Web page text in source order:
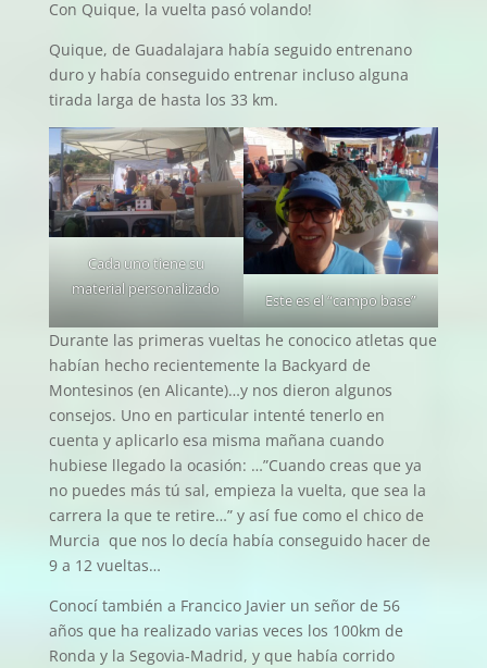
Con Quique, la vuelta pasó volando!
Quique, de Guadalajara había seguido entrenano
duro y había conseguido entrenar incluso alguna
tirada larga de hasta los 33 km.
Cada uno tiene su
material personalizado
Este es el “campo base”
Durante las primeras vueltas he conocico atletas que
habían hecho recientemente la Backyard de
Montesinos (en Alicante)…y nos dieron algunos
consejos. Uno en particular intenté tenerlo en
cuenta y aplicarlo esa misma mañana cuando
hubiese llegado la ocasión: …”Cuando creas que ya
no puedes más tú sal, empieza la vuelta, que sea la
carrera la que te retire…” y así fue como el chico de
Murcia que nos lo decía había conseguido hacer de
9 a 12 vueltas…
Conocí también a Francico Javier un señor de 56
años que ha realizado varias veces los 100km de
Ronda y la Segovia-Madrid, y que había corrido